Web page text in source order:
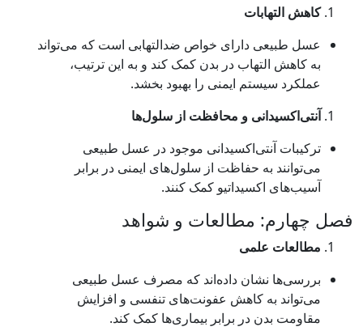
دارای خواص ضدالتهابی است که می‌تواند
در بدن کمک کند و به این ترتیب،
ایمنی را بهبود بخشد.
و محافظت از سلول‌ها
موجود در عسل طبیعی
حفاظت از سلول‌های ایمنی در برابر
کمک کنند.
مطالعات و شواهد
داده‌اند که مصرف عسل طبیعی
کاهش عفونت‌های تنفسی و افزایش
در برابر بیماری‌ها کمک کند.